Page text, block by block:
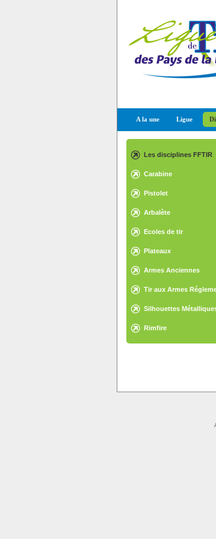
A la une Ligue
Les disciplines FFTIR
Carabine
Pistolet
Arbalète
Ecoles de tir
Plateaux
Armes Anciennes
Tir aux Armes
Silhouettes
Rimfire